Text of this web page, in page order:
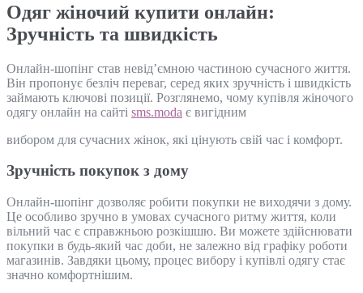
Одяг жіночий купити онлайн:
Зручність та швидкість
Онлайн-шопінг став невід’ємною частиною сучасного життя.
Він пропонує безліч переваг, серед яких зручність і швидкість
займають ключові позиції. Розглянемо, чому купівля жіночого
одягу онлайн на сайті sms.moda є вигідним
вибором для сучасних жінок, які цінують свій час і комфорт.
Зручність покупок з дому
Онлайн-шопінг дозволяє робити покупки не виходячи з дому.
Це особливо зручно в умовах сучасного ритму життя, коли
вільний час є справжньою розкішшю. Ви можете здійснювати
покупки в будь-який час доби, не залежно від графіку роботи
магазинів. Завдяки цьому, процес вибору і купівлі одягу стає
значно комфортнішим.